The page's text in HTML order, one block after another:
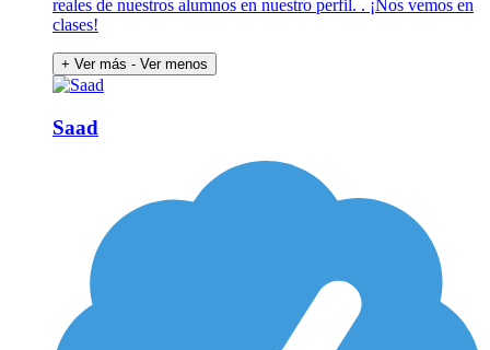
reales de nuestros alumnos en nuestro perfil. . ¡Nos vemos en
clases!
+ Ver más - Ver menos
Saad